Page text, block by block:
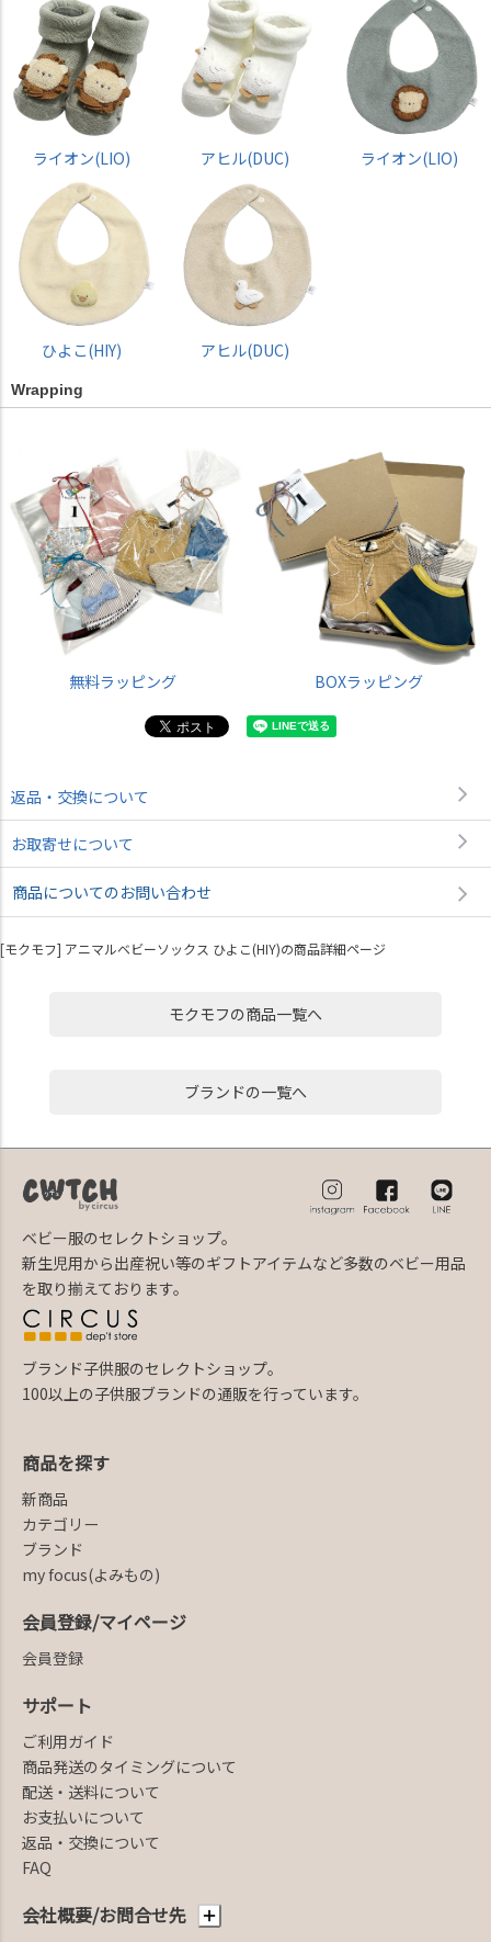
ライオン(LIO) アヒル(DUC) ライオン(LIO)
ひよこ(HIY) アヒル(DUC)
Wrapping
無料ラッピング BOXラッピング
返品・交換について
お取寄せについて
商品についてのお問い合わせ
[モクモフ] アニマルベビーソックス ひよこ(HIY)の商品詳細ページ
モクモフの商品一覧へ
ブランドの一覧へ
ベビー服のセレクトショップ。
新生児用から出産祝い等のギフトアイテムなど多数のベビー用品
を取り揃えております。
ブランド子供服のセレクトショップ。
100以上の子供服ブランドの通販を行っています。
会社概要/お問合せ先
商品を探す
新商品
カテゴリー
ブランド
my focus(よみもの)
会員登録/マイページ
会員登録
サポート
ご利用ガイド
商品発送のタイミングについて
配送・送料について
お支払いについて
返品・交換について
FAQ